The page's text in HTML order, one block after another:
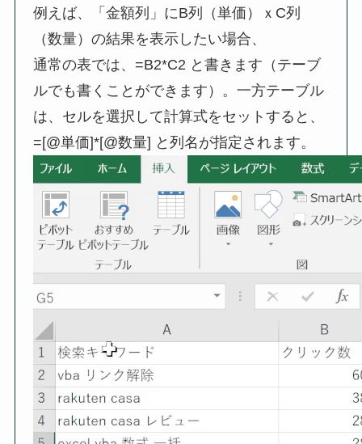
例えば、「金額列」にB列（単価）ｘC列
（数量）の結果を表示したい場合、
通常の表では、=B2*C2 と書きます（テーブ
ルでも書くことができます）。一方テーブル
は、セルを選択して計算式をセットすると、
=[@単価]*[@数量] と列名が指定されます。